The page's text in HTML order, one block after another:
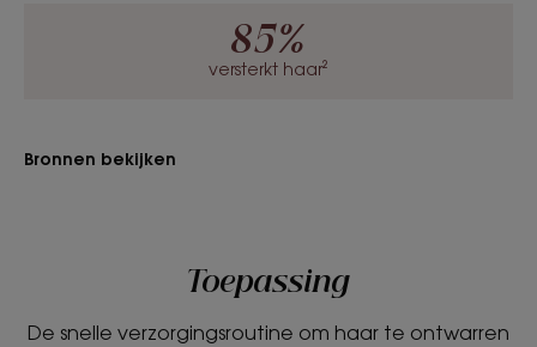
Formule zonder kleurstof met een lichte, vloeibare
vivo onderzoek uitgevoerd op haarlokken
85%
versterkt haar²
Bronnen bekijken
Toepassing
De snelle verzorgingsroutine om haar te ontwarren